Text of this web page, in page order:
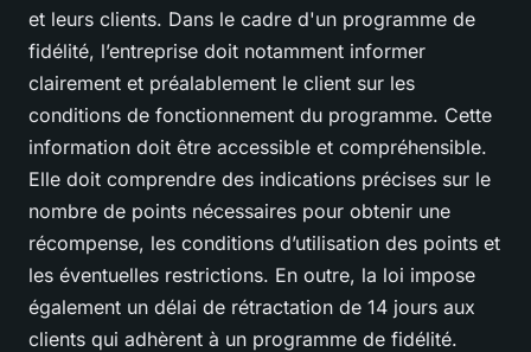
et leurs clients. Dans le cadre d'un programme de
fidélité, l’entreprise doit notamment informer
clairement et préalablement le client sur les
conditions de fonctionnement du programme. Cette
information doit être accessible et compréhensible.
Elle doit comprendre des indications précises sur le
nombre de points nécessaires pour obtenir une
récompense, les conditions d’utilisation des points et
les éventuelles restrictions. En outre, la loi impose
également un délai de rétractation de 14 jours aux
clients qui adhèrent à un programme de fidélité.